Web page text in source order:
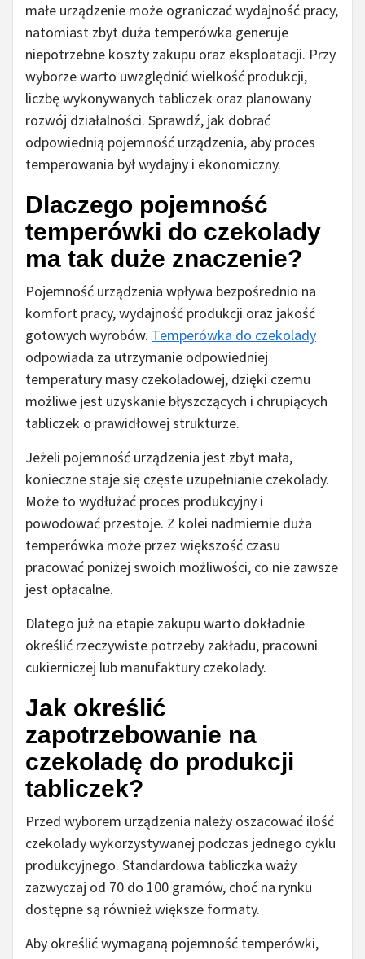
małe urządzenie może ograniczać wydajność pracy,
natomiast zbyt duża temperówka generuje
niepotrzebne koszty zakupu oraz eksploatacji. Przy
wyborze warto uwzględnić wielkość produkcji,
liczbę wykonywanych tabliczek oraz planowany
rozwój działalności. Sprawdź, jak dobrać
odpowiednią pojemność urządzenia, aby proces
temperowania był wydajny i ekonomiczny.
Dlaczego pojemność
temperówki do czekolady
ma tak duże znaczenie?
Pojemność urządzenia wpływa bezpośrednio na
komfort pracy, wydajność produkcji oraz jakość
gotowych wyrobów. Temperówka do czekolady
odpowiada za utrzymanie odpowiedniej
temperatury masy czekoladowej, dzięki czemu
możliwe jest uzyskanie błyszczących i chrupiących
tabliczek o prawidłowej strukturze.
Jeżeli pojemność urządzenia jest zbyt mała,
konieczne staje się częste uzupełnianie czekolady.
Może to wydłużać proces produkcyjny i
powodować przestoje. Z kolei nadmiernie duża
temperówka może przez większość czasu
pracować poniżej swoich możliwości, co nie zawsze
jest opłacalne.
Dlatego już na etapie zakupu warto dokładnie
określić rzeczywiste potrzeby zakładu, pracowni
cukierniczej lub manufaktury czekolady.
Jak określić
zapotrzebowanie na
czekoladę do produkcji
tabliczek?
Przed wyborem urządzenia należy oszacować ilość
czekolady wykorzystywanej podczas jednego cyklu
produkcyjnego. Standardowa tabliczka waży
zazwyczaj od 70 do 100 gramów, choć na rynku
dostępne są również większe formaty.
Aby określić wymaganą pojemność temperówki,